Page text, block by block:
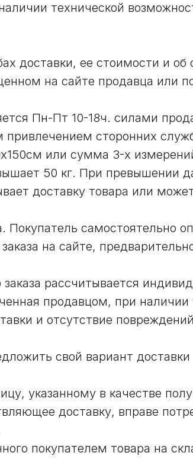
технической
доставки, ее стоимости и об
на сайте продавца или
Пн-Пт 10-18ч. силами
сторонних
или сумма 3-х
50 кг. При превышении
доставку товара или
Покупатель самостоятельно
на сайте,
рассчитывается
продавцом, при наличии
и отсутствие
свой вариант доставки
указанному в качестве
доставку, вправе
покупателем товара на